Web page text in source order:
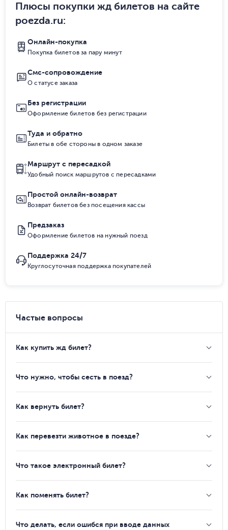
Плюсы покупки жд билетов на сайте
poezda.ru:
Онлайн-покупка
Покупка билетов за пару минут
Смс-сопровождение
О статусе заказа
Без регистрации
Оформление билетов без регистрации
Туда и обратно
Билеты в обе стороны в одном заказе
Маршрут с пересадкой
Удобный поиск маршрутов с пересадками
Простой онлайн-возврат
Возврат билетов без посещения кассы
Предзаказ
Оформление билетов на нужный поезд
Поддержка 24/7
Круглосуточная поддержка покупателей
Частые вопросы
Как купить жд билет?
Что нужно, чтобы сесть в поезд?
Как вернуть билет?
Как перевезти животное в поезде?
Что такое электронный билет?
Как поменять билет?
Что делать, если ошибся при вводе данных